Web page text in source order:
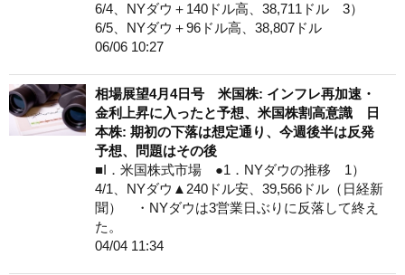
6/4、NYダウ＋140ドル高、38,711ドル 3）
6/5、NYダウ＋96ドル高、38,807ドル
06/06 10:27
相場展望4月4日号 米国株: インフレ再加速・
金利上昇に入ったと予想、米国株割高意識 日
本株: 期初の下落は想定通り、今週後半は反発
予想、問題はその後
■I．米国株式市場 ●1．NYダウの推移 1）
4/1、NYダウ▲240ドル安、39,566ドル（日経新
聞） ・NYダウは3営業日ぶりに反落して終え
た。
04/04 11:34